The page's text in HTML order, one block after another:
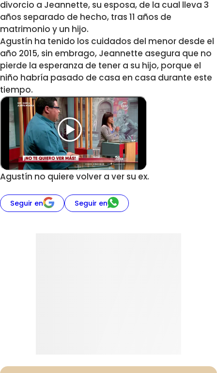
divorcio a Jeannette, su esposa, de la cual lleva 3
años separado de hecho, tras 11 años de
matrimonio y un hijo.
Agustín ha tenido los cuidados del menor desde el
año 2015, sin embrago, Jeannette asegura que no
pierde la esperanza de tener a su hijo, porque el
niño habría pasado de casa en casa durante este
tiempo.
Agustín no quiere volver a ver su ex.
Seguir en Seguir en